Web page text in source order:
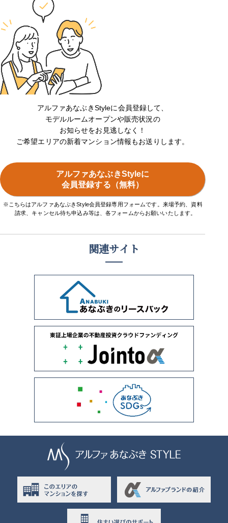
アルファあなぶきStyleに会員登録して、
モデルルームオープンや販売状況の
お知らせをお見逃しなく！
ご希望エリアの新着マンション情報もお送りします。
アルファあなぶきStyleに
会員登録する（無料）
※こちらはアルファあなぶきStyle会員登録専用フォームです。来場予約、資料
請求、キャンセル待ち申込み等は、各フォームからお願いいたします。
関連サイト